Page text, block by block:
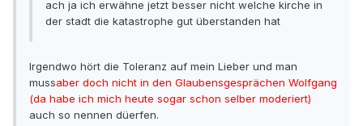
ach ja ich erwähne jetzt besser nicht welche kirche in
der stadt die katastrophe gut überstanden hat
Irgendwo hört die Toleranz auf mein Lieber und man
mussaber doch nicht in den Glaubensgesprächen Wolfgang
(da habe ich mich heute sogar schon selber moderiert)
auch so nennen düerfen.